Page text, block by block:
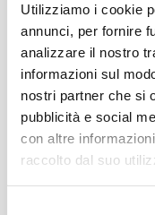
Utilizziamo i cookie
annunci, per fornire
analizzare il nostro
informazioni sul
nostri partner che si
pubblicità e social
con altre
raccolto dal suo
capito meglio
alveari,
una società
infatti, ci
dovere, la
anche